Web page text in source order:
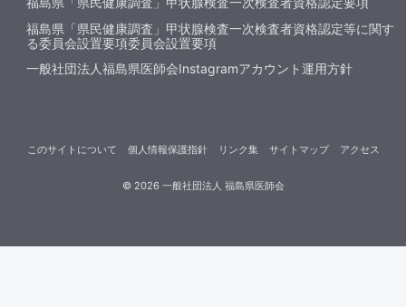
福島県「県民健康調査」甲状腺検査一次検査者資格認定等に関す
る委員会設置要項委員会設置要項
一般社団法人福島県医師会Instagramアカウント運用方針
© 2026一般社団法人 福島県医師会
このサイトについて 個人情報保護指針 リンク集 サイトマップ アクセス